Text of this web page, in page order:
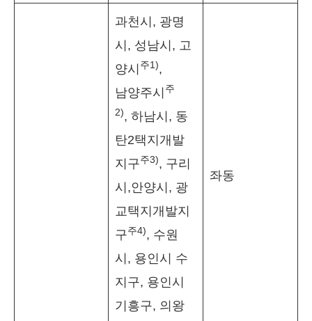
과천시, 광명
시, 성남시, 고
양시 주1),
남양주시 주
2), 하남시, 동
탄2택지개발
지구주3), 구리
시,안양시, 광
교택지개발지
구주4), 수원
시, 용인시 수
지구, 용인시
기흥구, 의왕
좌동